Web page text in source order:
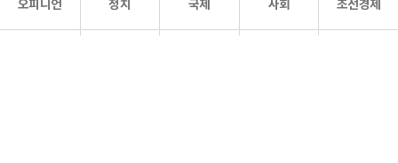
오피니언 정치 국제 사회 조선경제